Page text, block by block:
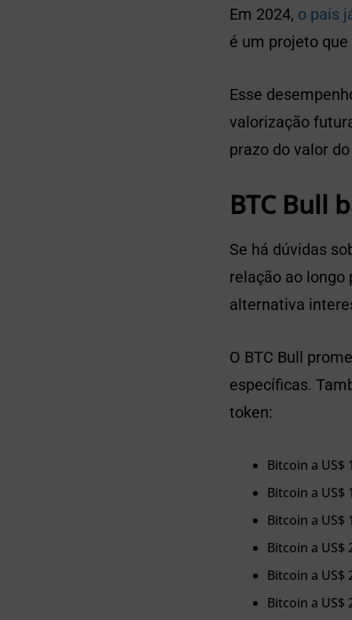
Em 2024, o país
é um projeto
Esse
valorização
prazo do valor
BTC Bull
Se há dúvidas
relação ao longo
alternativa
O BTC Bull
específicas.
token:
Bitcoin a US$
Bitcoin a US$
Bitcoin a US$
Bitcoin a US$
Bitcoin a US$
Bitcoin a US$